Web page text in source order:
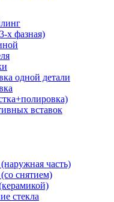
х фазная)
одной детали
вставок
часть)
снятием)
стекла